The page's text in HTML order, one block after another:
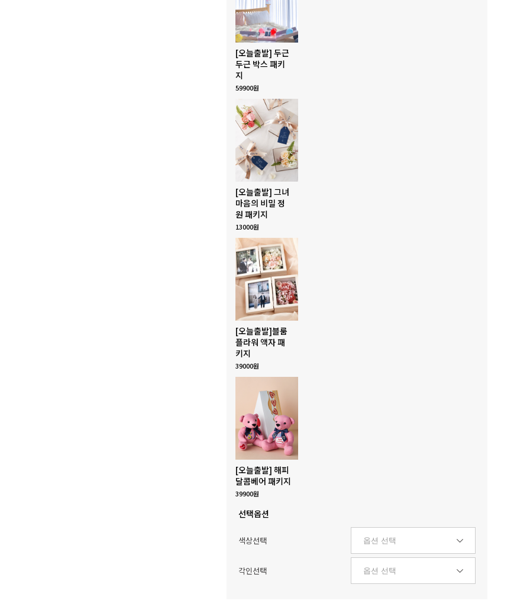
[오늘출발] 두근
두근 박스 패키
지
59900원
[오늘출발] 그녀
마음의 비밀 정
원 패키지
13000원
[오늘출발]블룸
플라워 액자 패
키지
39000원
[오늘출발] 해피
달콤베어 패키지
39900원
선택옵션
색상선택
각인선택